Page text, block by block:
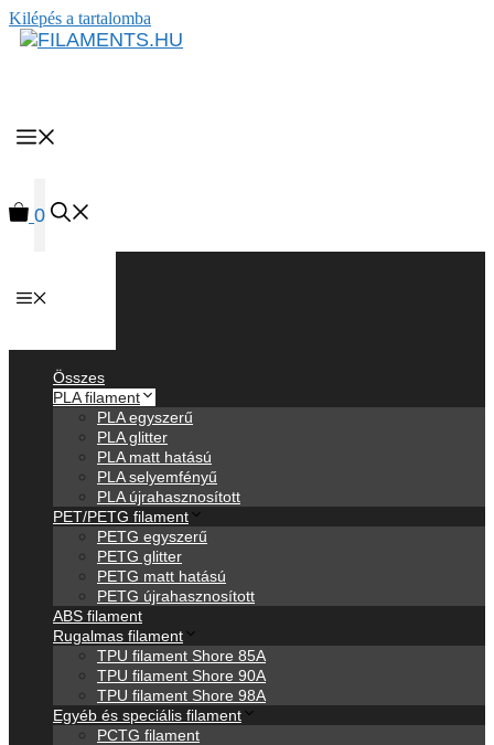
Kilépés a tartalomba
0
Összes
PLA filament
PLA egyszerű
PLA glitter
PLA matt hatású
PLA selyemfényű
PLA újrahasznosított
PET/PETG filament
PETG egyszerű
PETG glitter
PETG matt hatású
PETG újrahasznosított
ABS filament
Rugalmas filament
TPU filament Shore 85A
TPU filament Shore 90A
TPU filament Shore 98A
Egyéb és speciális filament
PCTG filament